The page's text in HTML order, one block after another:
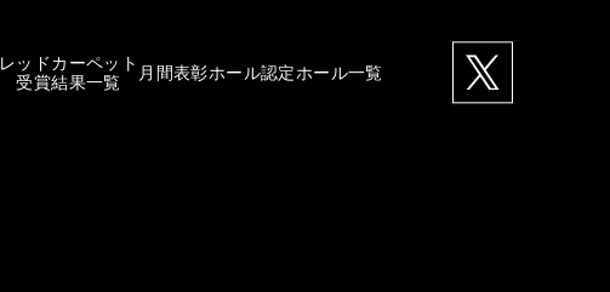
レッドカーペット
受賞結果一覧
月間表彰ホール認定ホール一覧